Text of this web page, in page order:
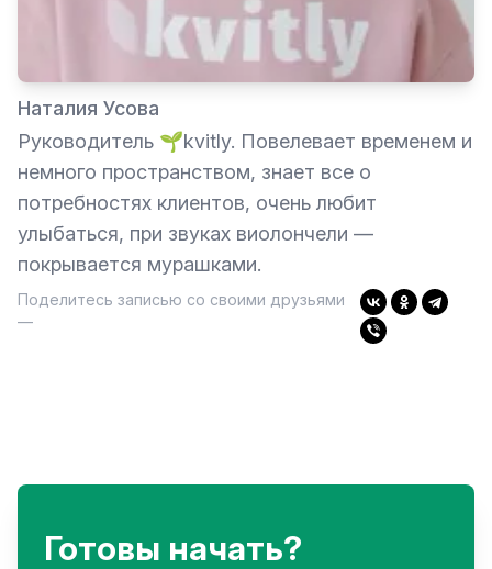
Наталия Усова
Руководитель 🌱kvitly. Повелевает временем и
немного пространством, знает все о
потребностях клиентов, очень любит
улыбаться, при звуках виолончели —
покрывается мурашками.
Поделитесь записью со своими друзьями
—
Готовы начать?